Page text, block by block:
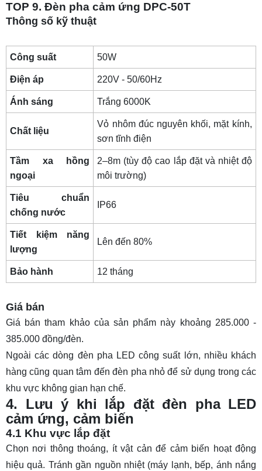
TOP 9. Đèn pha cảm ứng DPC-50T
Thông số kỹ thuật
Công suất 50W
Điện áp 220V - 50/60Hz
Ánh sáng Trắng 6000K
Chất liệu
Vỏ nhôm đúc nguyên khối, mặt kính,
sơn tĩnh điện
Tầm xa hồng
ngoại
2–8m (tùy độ cao lắp đặt và nhiệt độ
môi trường)
Tiêu chuẩn
chống nước
IP66
Tiết kiệm năng
lượng
Lên đến 80%
Bảo hành 12 tháng
Giá bán
Giá bán tham khảo của sản phẩm này khoảng 285.000 -
385.000 đồng/đèn.
Ngoài các dòng đèn pha LED công suất lớn, nhiều khách
hàng cũng quan tâm đếnđèn pha nhỏđể sử dụng trong các
khu vực không gian hạn chế.
4. Lưu ý khi lắp đặt đèn pha LED
cảm ứng, cảm biến
4.1 Khu vực lắp đặt
Chọn nơi thông thoáng, ít vật cản để cảm biến hoạt động
hiệu quả. Tránh gần nguồn nhiệt (máy lạnh, bếp, ánh nắng